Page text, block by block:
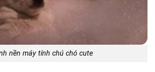
nền máy tính chú chó cute